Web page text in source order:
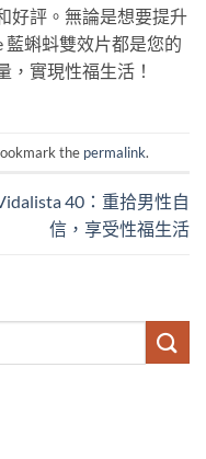
好評。無論是想要提升
藍蝌蚪雙效片都是您的
，實現性福生活！
the permalink.
40：重拾男性自
信，享受性福生活